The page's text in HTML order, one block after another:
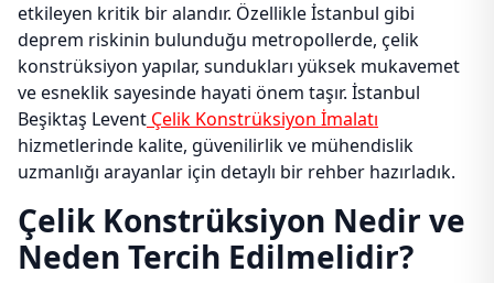
etkileyen kritik bir alandır. Özellikle İstanbul gibi
deprem riskinin bulunduğu metropollerde, çelik
konstrüksiyon yapılar, sundukları yüksek mukavemet
ve esneklik sayesinde hayati önem taşır. İstanbul
Beşiktaş Levent Çelik Konstrüksiyon İmalatı
hizmetlerinde kalite, güvenilirlik ve mühendislik
uzmanlığı arayanlar için detaylı bir rehber hazırladık.
Çelik Konstrüksiyon Nedir ve
Neden Tercih Edilmelidir?